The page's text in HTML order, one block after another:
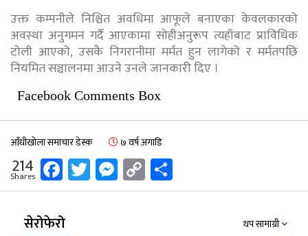
उक्त कम्पनीले निश्चित अवधिमा आफूले बनाएका केवलकारको
अवस्था अनुगमन गर्दै आएकामा सोहीअनुरूप त्यहाँबाट प्राविधिक
टोली आएको, उसकै निगरानीमा मर्मत हुन लागेको र मर्मतपछि
नियमित सञ्चालनमा आउने उनले जानकारी दिए ।
Facebook Comments Box
आँधीखोला समाचार डेस्क ७ वर्ष अगाडि
214
Shares Facebook
Twitter
Messenger
Copy
Link
सेरोफेरो थप सामाग्री